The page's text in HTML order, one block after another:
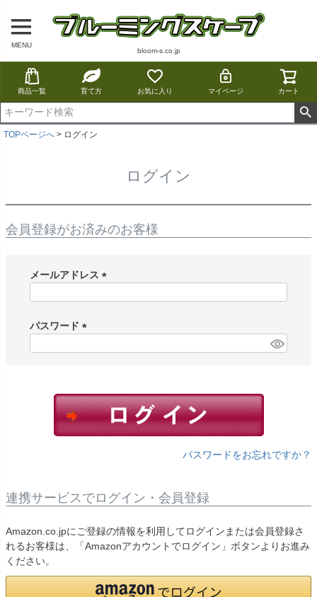
MENU
bloom-s.co.jp
商品一覧 育て方 お気に入り マイページ カート
TOPページへ ログイン
ログイン
会員登録がお済みのお客様
メールアドレス
)
パスワード
パスワードをお忘れですか？
連携サービスでログイン・会員登録
Amazon.co.jpにご登録の情報を利用してログインまたは会員登録さ
れるお客様は、「Amazonアカウントでログイン」ボタンよりお進み
ください。